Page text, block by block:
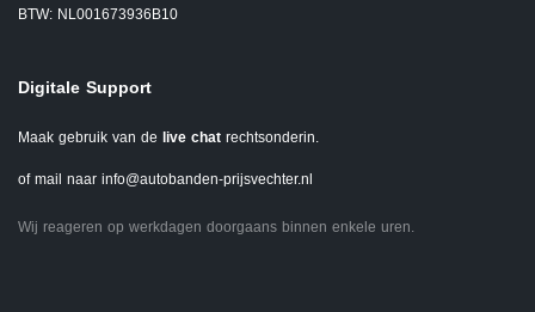
BTW: NL001673936B10
Digitale Support
Maak gebruik van de live chat rechtsonderin.
of mail naar info@autobanden-prijsvechter.nl
Wij reageren op werkdagen doorgaans binnen enkele uren.